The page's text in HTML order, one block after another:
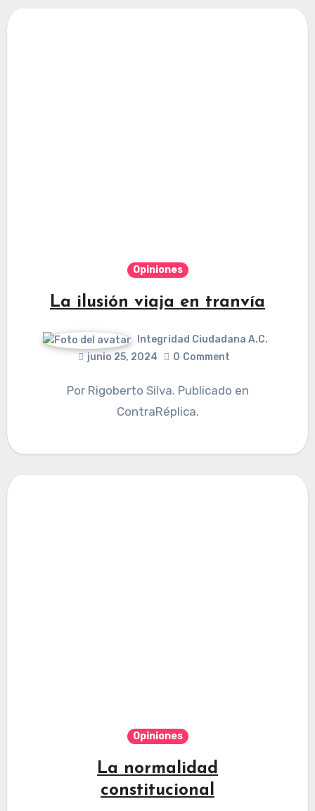
Opiniones
La ilusión viaja en tranvía
Integridad Ciudadana A.C.
junio 25, 2024
0 Comment
Por Rigoberto Silva. Publicado en
ContraRéplica.
Opiniones
La normalidad
constitucional